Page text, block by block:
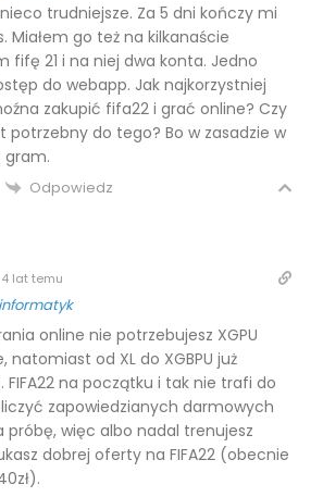
trudniejsze. Za 5 dni kończy mi
Miałem go też na kilkanaście
fifę 21 i na niej dwa konta. Jedno
do webapp. Jak najkorzystniej
zakupić fifa22 i grać online? Czy
potrzebny do tego? Bo w zasadzie w
gram.
Odpowiedz
4 lat temu
online nie potrzebujesz XGPU
natomiast od XL do XGBPU już
FIFA22 na początku i tak nie trafi do
liczyć zapowiedzianych darmowych
próbę, więc albo nadal trenujesz
dobrej oferty na FIFA22 (obecnie